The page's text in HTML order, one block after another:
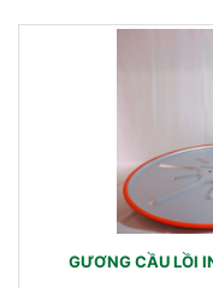
GƯƠNG CẦU LỒI